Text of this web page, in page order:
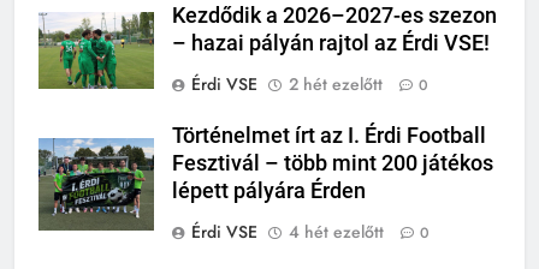
Kezdődik a 2026–2027-es szezon
– hazai pályán rajtol az Érdi VSE!
Érdi VSE
2 hét ezelőtt 0
Történelmet írt az I. Érdi Football
Fesztivál – több mint 200 játékos
lépett pályára Érden
Érdi VSE
4 hét ezelőtt 0